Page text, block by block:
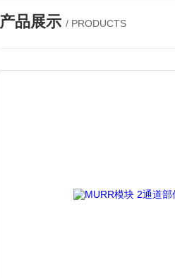
产品展示 / PRODUCTS